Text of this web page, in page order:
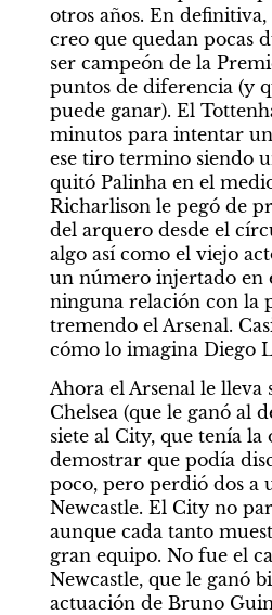
otros años. En
creo que quedan pocas
ser campeón de la
puntos de diferencia (y
puede ganar). El
minutos para intentar
ese tiro termino siendo
quitó Palinha en el
Richarlison le pegó de
del arquero desde el
algo así como el viejo
un número injertado en
ninguna relación con la
tremendo el Arsenal.
cómo lo imagina Diego
Ahora el Arsenal le lleva
Chelsea (que le ganó al
siete al City, que tenía
demostrar que podía
poco, pero perdió dos a
Newcastle. El City no
aunque cada tanto
gran equipo. No fue el
Newcastle, que le ganó
actuación de Bruno